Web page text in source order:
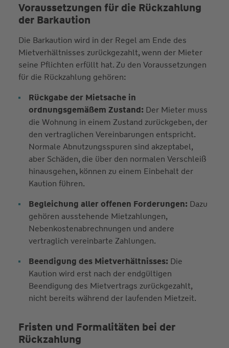
Voraussetzungen für die Rückzahlung
der Barkaution
Die Barkaution wird in der Regel am Ende des
Mietverhältnisses zurückgezahlt, wenn der Mieter
seine Pflichten erfüllt hat. Zu den Voraussetzungen
für die Rückzahlung gehören:
Rückgabe der Mietsache in
ordnungsgemäßem Zustand: Der Mieter muss
die Wohnung in einem Zustand zurückgeben, der
den vertraglichen Vereinbarungen entspricht.
Normale Abnutzungsspuren sind akzeptabel,
aber Schäden, die über den normalen Verschleiß
hinausgehen, können zu einem Einbehalt der
Kaution führen.
Begleichung aller offenen Forderungen: Dazu
gehören ausstehende Mietzahlungen,
Nebenkostenabrechnungen und andere
vertraglich vereinbarte Zahlungen.
Beendigung des Mietverhältnisses: Die
Kaution wird erst nach der endgültigen
Beendigung des Mietvertrags zurückgezahlt,
nicht bereits während der laufenden Mietzeit.
Fristen und Formalitäten bei der
Rückzahlung